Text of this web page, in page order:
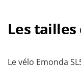
Les
Le vélo Emonda